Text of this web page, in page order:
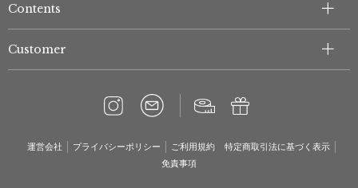
Contents
Customer
運営会社 プライバシーポリシー ご利用規約
特定商取引法に基づく表示
免責事項